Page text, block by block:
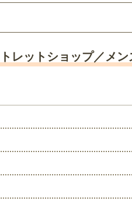
レットショップ／メン